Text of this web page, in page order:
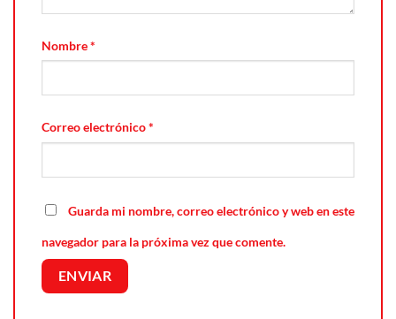
Nombre*
Correo electrónico*
Guarda mi nombre, correo electrónico y web en este
navegador para la próxima vez que comente.